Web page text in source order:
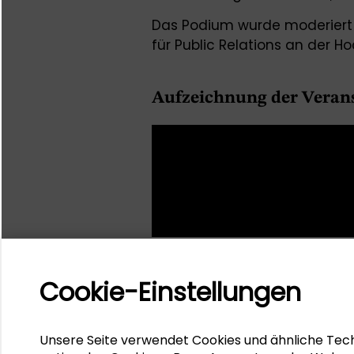
Das Podium wurde
für Public Relations an der
Aufzeichnung der
Cookie-Einstellungen
Unsere Seite verwendet Cookies und ähnliche